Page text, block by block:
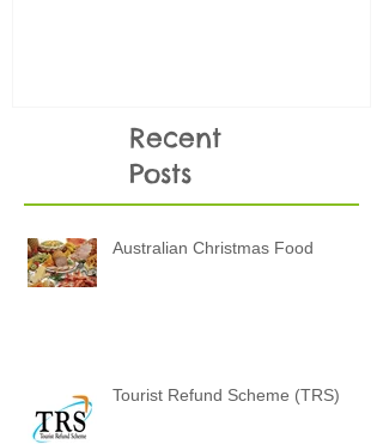
Recent
Posts
Australian Christmas Food
Tourist Refund Scheme (TRS)